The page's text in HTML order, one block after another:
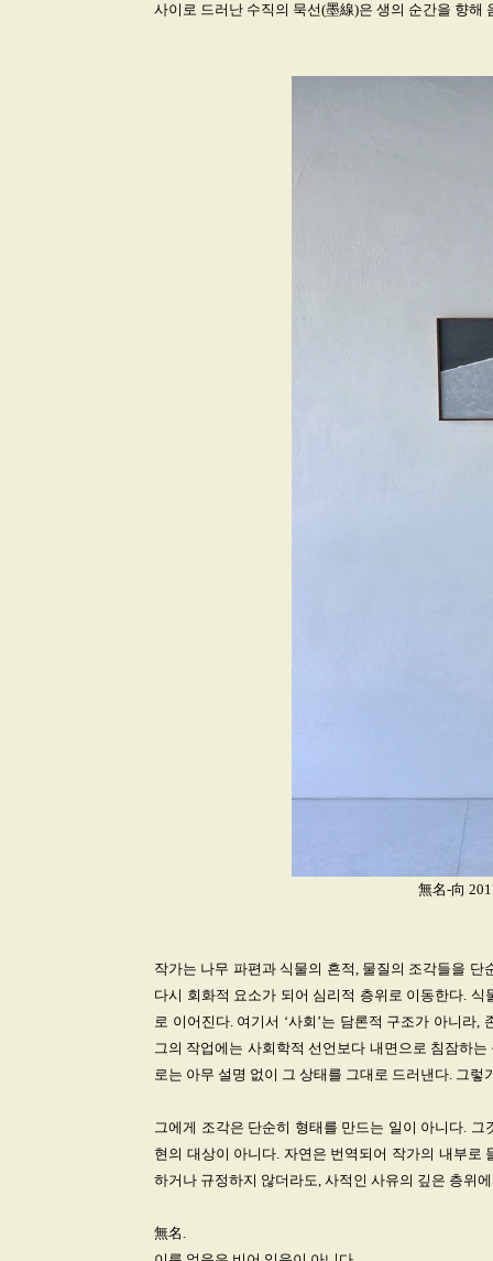
사이로 드러난 수직의 묵선(墨線)은 생의 순간을 향해
無名-向
작가는 나무 파편과 식물의 흔적, 물질의 조각들을
다시 회화적 요소가 되어 심리적 층위로 이동한다.
로 이어진다. 여기서 ‘사회’는 담론적 구조가 아니라
그의 작업에는 사회학적 선언보다 내면으로 침잠하
로는 아무 설명 없이 그 상태를 그대로 드러낸다. 그
그에게 조각은 단순히 형태를 만드는 일이 아니다.
현의 대상이 아니다. 자연은 번역되어 작가의 내부로
하거나 규정하지 않더라도, 사적인 사유의 깊은 층위
無名.